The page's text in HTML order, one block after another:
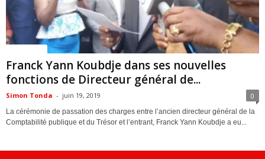
Franck Yann Koubdje dans ses nouvelles
fonctions de Directeur général de...
Simon Tonda - juin 19, 2019 0
La cérémonie de passation des charges entre l’ancien directeur général de la
Comptabilité publique et du Trésor et l’entrant, Franck Yann Koubdje a eu...